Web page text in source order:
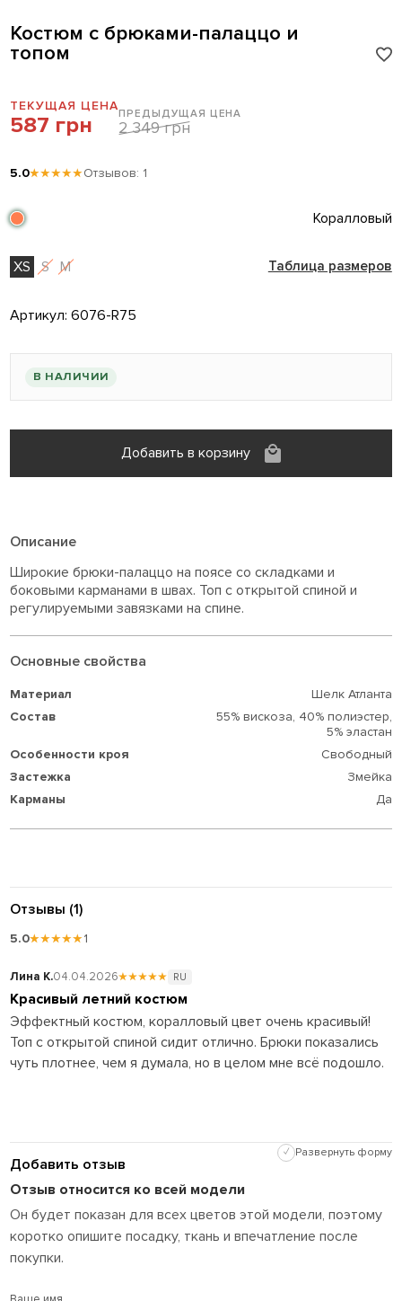
Костюм с брюками-палаццо и
топом
ТЕКУЩАЯ ЦЕНА
587 грн ПРЕДЫДУЩАЯ ЦЕНА
2 349 грн
5.0★★★★★Отзывов: 1
Коралловый
XS S M Таблица размеров
Артикул:6076-R75
В НАЛИЧИИ
Добавить в корзину
Описание
Широкие брюки-палаццо на поясе со складками и
боковыми карманами в швах. Топ с открытой спиной и
регулируемыми завязками на спине.
Основные свойства
Материал
Шелк Атланта
Состав
55% вискоза, 40% полиэстер,
5% эластан
Особенности кроя
Свободный
Застежка
Змейка
Карманы
Да
Отзывы (1)
5.0★★★★★1
Лина К.04.04.2026★★★★★ RU
Красивый летний костюм
Эффектный костюм, коралловый цвет очень красивый!
Топ с открытой спиной сидит отлично. Брюки показались
чуть плотнее, чем я думала, но в целом мне всё подошло.
Добавить отзыв
✓ Развернуть форму
Отзыв относится ко всей модели
Он будет показан для всех цветов этой модели, поэтому
коротко опишите посадку, ткань и впечатление после
покупки.